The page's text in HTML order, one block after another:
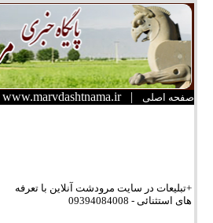
صفحه اصلی |
www.marvdashtnama.ir
+تبلیعات در سایت مرودشت آنلاین با تعرفه
های استثنائی - 09394084008